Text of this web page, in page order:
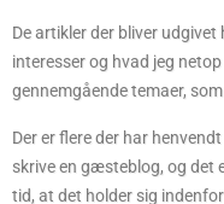
De artikler der bliver
interesser og hvad jeg
gennemgående temaer,
Der er flere der har
skrive en gæsteblog, og det
tid, at det holder sig